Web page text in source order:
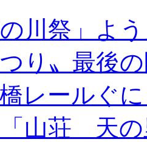
川祭」よ
り〟最後
レールぐ
山荘 天の